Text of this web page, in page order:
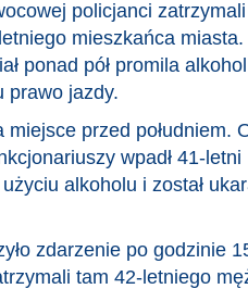
policjanci
mieszkańca
ponad pół promila
prawo jazdy.
miejsce przed południem.
wpadł 41-
alkoholu i został
zdarzenie po godzinie
tam 42-letniego